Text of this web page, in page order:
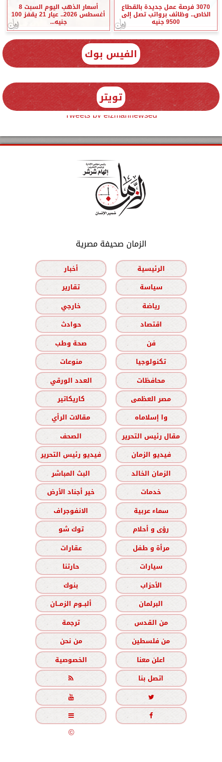
3070 فرصة عمل جديدة بالقطاع
الخاص.. وظائف برواتب تصل إلى
9500 جنيه
أسعار الذهب اليوم السبت 8
أغسطس 2026.. عيار 21 يقفز 100
جنيه...
الفيس بوك
تويتر
Tweets by elzmannewseg
الزمان صحيفة مصرية
الرئيسية
أخبار
سياسة
تقارير
رياضة
خارجي
اقتصاد
حوادث
فن
صحة وطب
تكنولوجيا
منوعات
محافظات
العدد الورقي
مصر العظمى
كاريكاتير
وا إسلاماه
مقالات الرأي
مقال رئيس التحرير
الصحف
فيديو الزمان
فيديو رئيس التحرير
الزمان الخالد
البث المباشر
خدمات
خير أجناد الأرض
سماء عربية
الانفوجراف
رؤى و أحلام
توك شو
مرأة و طفل
عقارات
سيارات
حارتنا
الأحزاب
بنوك
البرلمان
ألبــوم الزمــان
من القدس
ترجمة
من فلسطين
من نحن
اعلن معنا
الخصوصية
اتصل بنا





جميع الحقوق محفوظة©